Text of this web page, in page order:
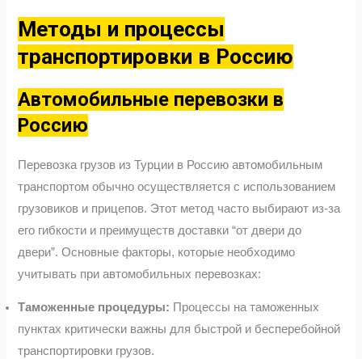
Методы и процессы
транспортировки в Россию
Автомобильные перевозки в
Россию
Перевозка грузов из Турции в Россию автомобильным
транспортом обычно осуществляется с использованием
грузовиков и прицепов. Этот метод часто выбирают из-за
его гибкости и преимуществ доставки “от двери до
двери”. Основные факторы, которые необходимо
учитывать при автомобильных перевозках:
Таможенные процедуры: Процессы на таможенных
пунктах критически важны для быстрой и бесперебойной
транспортировки грузов.